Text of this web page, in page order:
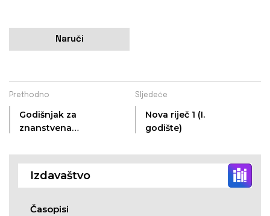
Naruči
Prethodno
Godišnjak za
znanstvena
Sljedeće
Nova riječ 1 (I.
godište)
Izdavaštvo
Časopisi